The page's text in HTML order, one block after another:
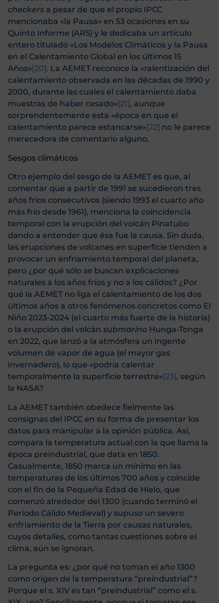
checkers a pesar de que el propio IPCC
mencionaba «la Pausa» en 53 ocasiones en su
Quinto Informe (AR5) y le dedicaba un artículo
entero titulado «Los Modelos Climáticos y la Pausa
en el Calentamiento Global en los últimos 15
Años» [20] . La AEMET reconoce la «ralentización del
calentamiento observada en las décadas de 1990 y
2000, durante las cuales el calentamiento daba
muestras de haber cesado» [21] , aunque
sorprendentemente esta «época en que el
calentamiento parece estancarse» [22] no le parece
merecedora de comentario alguno.
Sesgos climáticos
Otro ejemplo del sesgo de la AEMET es que, al
comentar que a partir de 1991 se sucedieron tres
años fríos consecutivos (siendo 1993 el cuarto año
más frío desde 1961), menciona la coincidencia
temporal con la erupción del volcán Pinatubo
dando a entender que ésa fue la causa. Sin duda,
las erupciones de volcanes en superficie tienden a
provocar un enfriamiento temporal del planeta,
pero ¿por qué sólo se buscan explicaciones
naturales a los años fríos y no a los cálidos? ¿Por
qué la AEMET no liga el calentamiento de los dos
últimos años a otros fenómenos concretos como El
Niño 2023-2024 (el cuarto más fuerte de la historia)
o la erupción del volcán submarino Hunga-Tonga
en 2022, que lanzó a la atmósfera un ingente
volumen de vapor de agua (el mayor gas
invernadero), lo que «podría calentar
temporalmente la superficie terrestre» [23] , según
la NASA?
La AEMET también obedece fielmente las
consignas del IPCC en su forma de presentar los
datos para manipular a la opinión pública. Así,
compara la temperatura actual con la que llama la
época preindustrial, que data en 1850.
Casualmente, 1850 marca un mínimo en las
temperaturas de los últimos 700 años y coincide
con el fin de la Pequeña Edad de Hielo, que
comenzó alrededor del 1300 (cuando terminó el
Período Cálido Medieval) y supuso un severo
enfriamiento de la Tierra por causas naturales,
cuyos detalles, como tantas cuestiones sobre el
clima, aún se ignoran.
La pregunta es: ¿por qué no toman el año 1300
como origen de la temperatura “preindustrial”?
Porque el s. XIV es tan “preindustrial” como el s.